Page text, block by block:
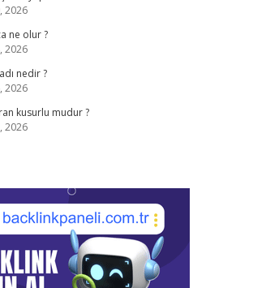
2026
ne olur ?
2026
nedir ?
2026
kusurlu mudur ?
2026